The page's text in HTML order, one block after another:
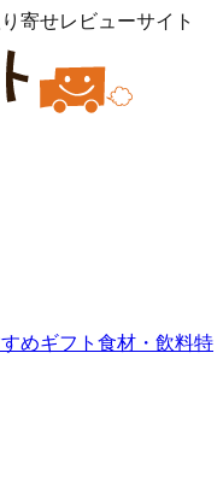
寄せレビューサイト
めギフト 食材・飲料特